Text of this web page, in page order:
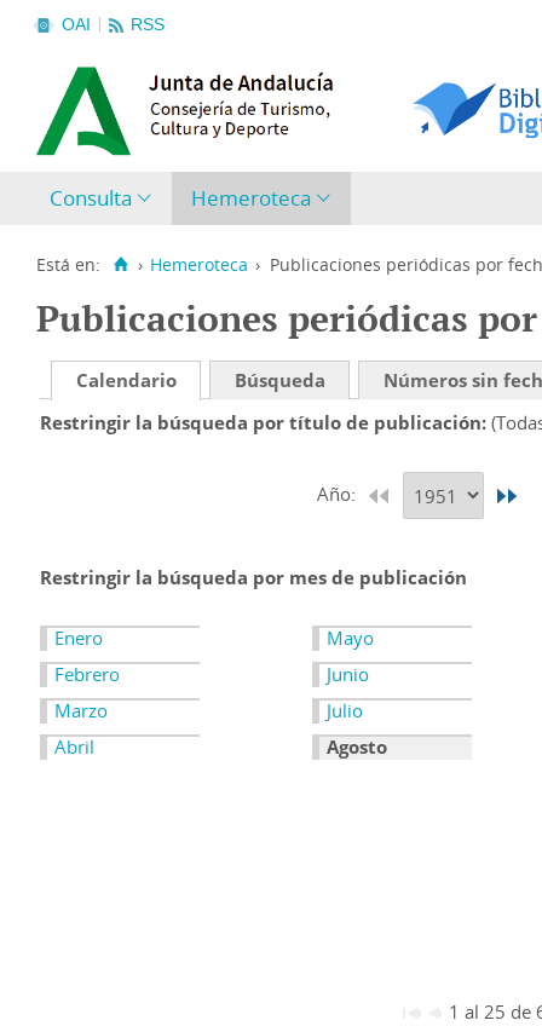
OAI RSS
Consulta Hemeroteca
Está en: › Hemeroteca › Publicaciones periódicas por
Publicaciones periódicas
Calendario Búsqueda
Números sin
Restringir la búsqueda por título de publicación
Año:
Restringir la búsqueda por mes de publicación
Enero
Febrero
Marzo
Abril
Mayo
Junio
Julio
Agosto
1 al 25 de